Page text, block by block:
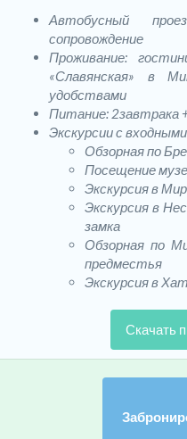
Автобусный
сопровождение
Проживание:
«Славянская» в
удобствами
Питание: 2завтрака
Экскурсии с
Обзорная по
Посещение
Экскурсия в
Экскурсия в
замка
Обзорная по
предместья
Экскурсия в
Скачать